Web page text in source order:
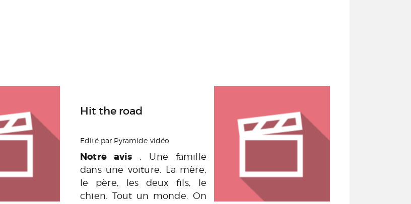
Hit the road
Edité par Pyramide vidéo
Notre avis : Une famille
dans une voiture. La mère,
le père, les deux fils, le
chien. Tout un monde. On